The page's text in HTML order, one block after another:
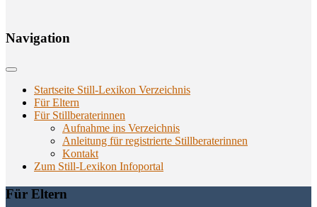
Navi­ga­ti­on
Startseite Still-Lexikon Verzeichnis
Für Eltern
Für Stillberaterinnen
Aufnahme ins Verzeichnis
Anlei­tung für regis­trier­te Stillberaterinnen
Kon­takt
Zum Still-Lexikon Infoportal
Für Eltern